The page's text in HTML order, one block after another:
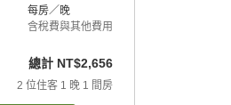
每房／晚
含稅費與其他費用
總計 NT$2,656
2 位住客 1 晚 1 間房